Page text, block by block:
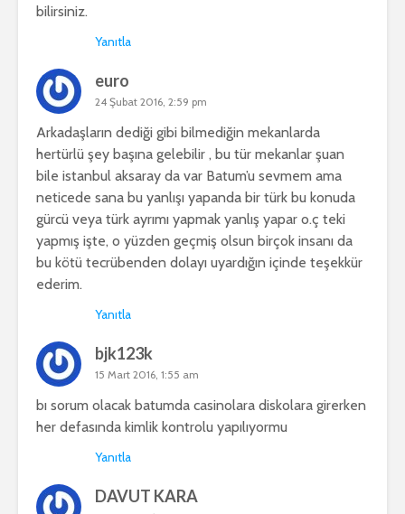
bilirsiniz.
Yanıtla
euro
24 Şubat 2016, 2:59 pm
Arkadaşların dediği gibi bilmediğin mekanlarda
hertürlü şey başına gelebilir , bu tür mekanlar şuan
bile istanbul aksaray da var Batum’u sevmem ama
neticede sana bu yanlışı yapanda bir türk bu konuda
gürcü veya türk ayrımı yapmak yanlış yapar o.ç teki
yapmış işte, o yüzden geçmiş olsun birçok insanı da
bu kötü tecrübenden dolayı uyardığın içinde teşekkür
ederim.
Yanıtla
bjk123k
15 Mart 2016, 1:55 am
bı sorum olacak batumda casinolara diskolara girerken
her defasında kimlik kontrolu yapılıyormu
Yanıtla
DAVUT KARA